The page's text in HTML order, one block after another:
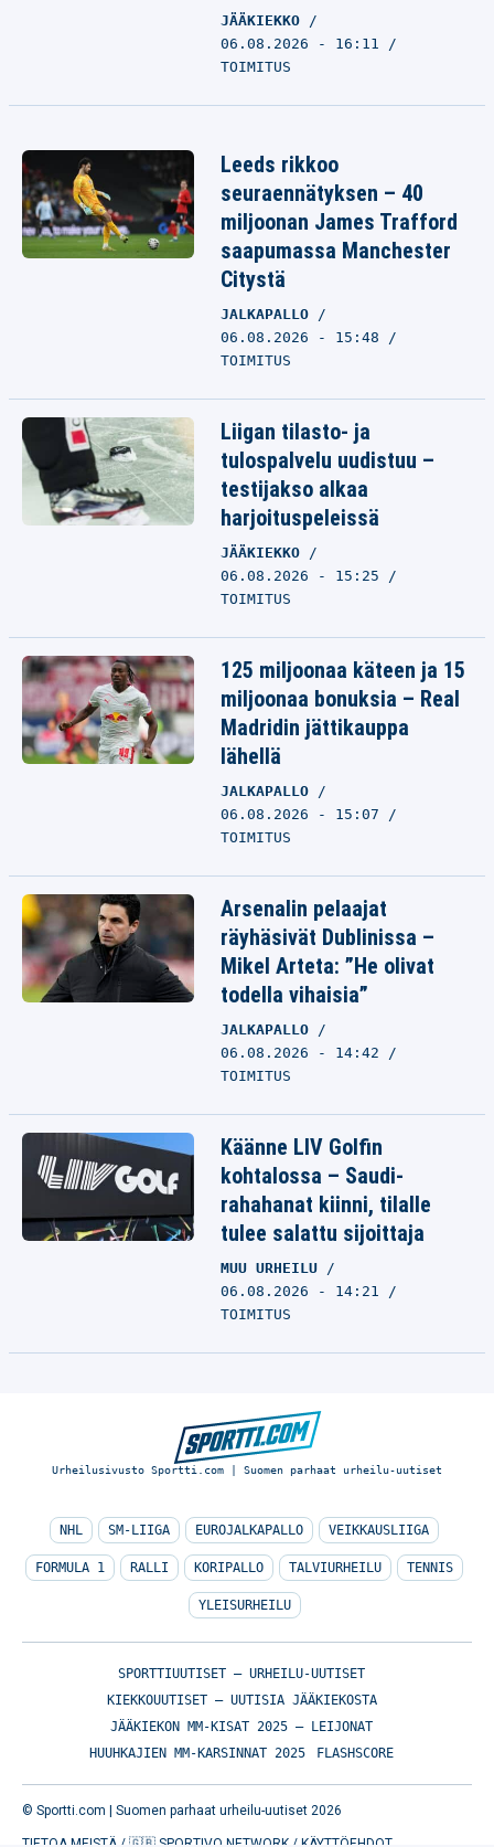
JÄÄKIEKKO
06.08.2026 - 16:11
TOIMITUS
Leeds rikkoo
seuraennätyksen – 40
miljoonan James Trafford
saapumassa Manchester
Citystä
JALKAPALLO
06.08.2026 - 15:48
TOIMITUS
Liigan tilasto- ja
tulospalvelu uudistuu –
testijakso alkaa
harjoituspeleissä
JÄÄKIEKKO
06.08.2026 - 15:25
TOIMITUS
125 miljoonaa käteen ja 15
miljoonaa bonuksia – Real
Madridin jättikauppa
lähellä
JALKAPALLO
06.08.2026 - 15:07
TOIMITUS
Arsenalin pelaajat
räyhäsivät Dublinissa –
Mikel Arteta: ”He olivat
todella vihaisia”
JALKAPALLO
06.08.2026 - 14:42
TOIMITUS
Käänne LIV Golfin
kohtalossa – Saudi-
rahahanat kiinni, tilalle
tulee salattu sijoittaja
MUU URHEILU
06.08.2026 - 14:21
TOIMITUS
Urheilusivusto Sportti.com | Suomen parhaat urheilu-uutiset
NHL SM-LIIGA EUROJALKAPALLO VEIKKAUSLIIGA
FORMULA 1 RALLI KORIPALLO TALVIURHEILU TENNIS
YLEISURHEILU
SPORTTIUUTISET – URHEILU-UUTISET
KIEKKOUUTISET – UUTISIA JÄÄKIEKOSTA
JÄÄKIEKON MM-KISAT 2025 – LEIJONAT
HUUHKAJIEN MM-KARSINNAT 2025
FLASHSCORE
© Sportti.com | Suomen parhaat urheilu-uutiset 2026
TIETOA MEISTÄ / 🇬🇧 SPORTIVO NETWORK / KÄYTTÖEHDOT